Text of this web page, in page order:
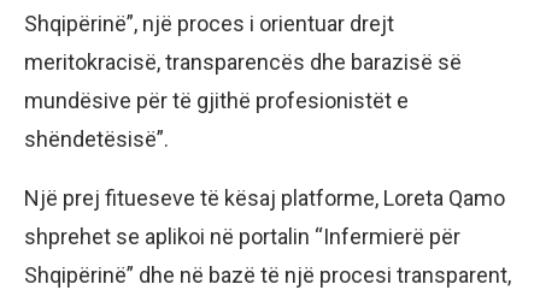
Shqipërinë”, një proces i orientuar drejt
meritokracisë, transparencës dhe barazisë së
mundësive për të gjithë profesionistët e
shëndetësisë”.
Një prej fitueseve të kësaj platforme, Loreta Qamo
shprehet se aplikoi në portalin “Infermierë për
Shqipërinë” dhe në bazë të një procesi transparent,